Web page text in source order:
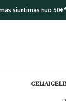
siuntimas nuo 50€*
GELIAI